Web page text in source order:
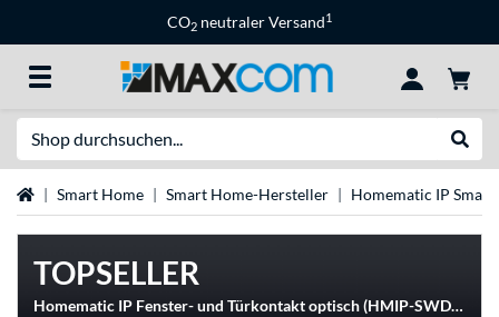
CO2 neutraler Versand1
StartseiteSmart Home Smart Home-Hersteller Homematic IP Smart
TOPSELLER
Homematic IP Fenster- und Türkontakt optisch (HMIP-SWDO-2), Öffnungsmelder